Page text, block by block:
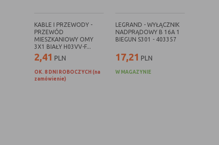
KABLE I PRZEWODY -
PRZEWÓD
MIESZKANIOWY OMY
3X1 BIAŁY H03VV-F...
2,41 PLN
OK. 8 DNI ROBOCZYCH (na
zamówienie)
LEGRAND - WYŁĄCZNIK
NADPRĄDOWY B 16A 1
BIEGUN S301 - 403357
17,21 PLN
W MAGAZYNIE